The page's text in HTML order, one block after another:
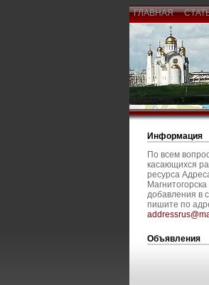
ГЛАВНАЯ
Информация
По всем
касающихся
ресурса
Магнитогорска
добавления в
пишите по
Объявления